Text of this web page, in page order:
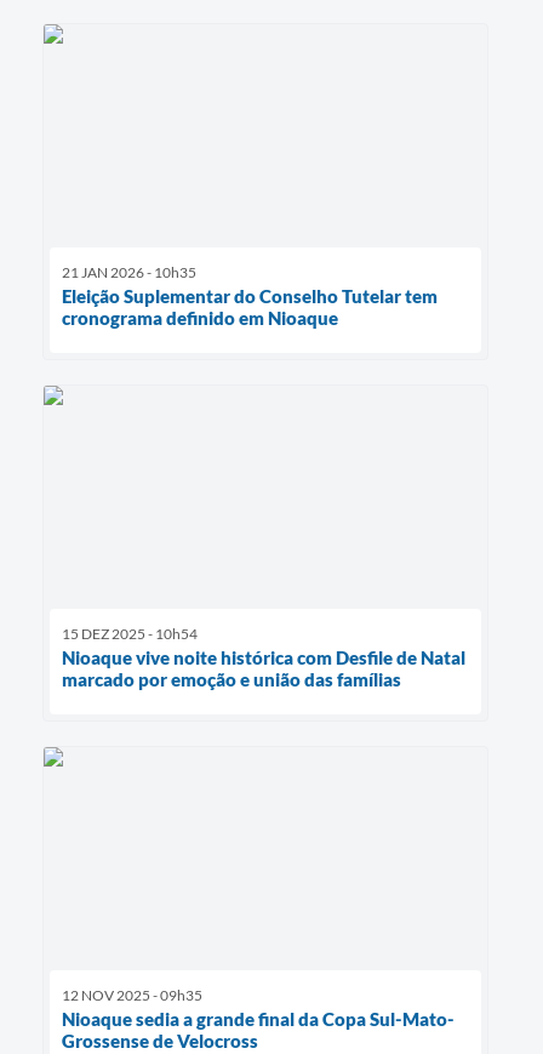
21 JAN 2026 - 10h35
Eleição Suplementar do Conselho Tutelar tem
cronograma definido em Nioaque
15 DEZ 2025 - 10h54
Nioaque vive noite histórica com Desfile de Natal
marcado por emoção e união das famílias
12 NOV 2025 - 09h35
Nioaque sedia a grande final da Copa Sul-Mato-
Grossense de Velocross